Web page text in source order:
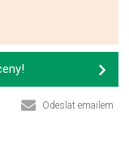
Odeslat emailem